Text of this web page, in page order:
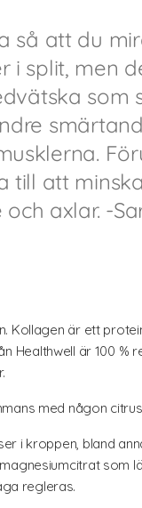
så att du
i split, men
som
till att
axlar. -
Kollagen är ett
Healthwell är 100 %
med någon
i kroppen, bland
som
regleras.